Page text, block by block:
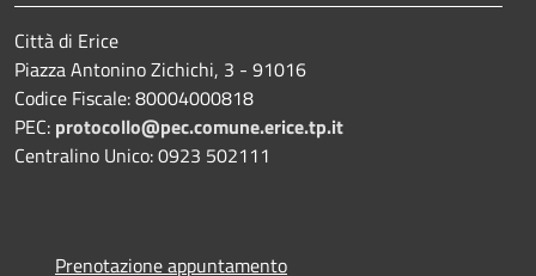
Città di Erice
Piazza Antonino Zichichi, 3 - 91016
Codice Fiscale: 80004000818
PEC: protocollo@pec.comune.erice.tp.it
Centralino Unico: 0923 502111
Prenotazione appuntamento